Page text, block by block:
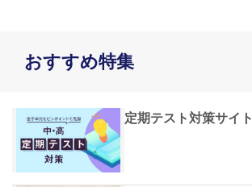
おすすめ特集
定期テスト対策サイト